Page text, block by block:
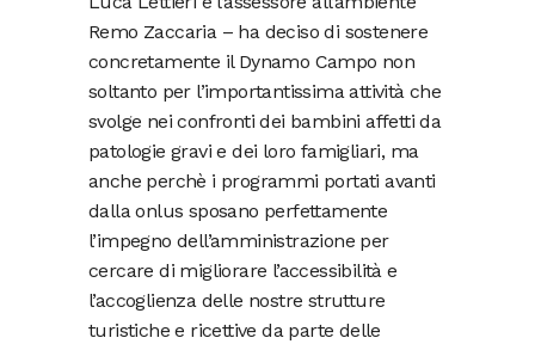
Remo Zaccaria – ha deciso di sostenere
concretamente il Dynamo Campo non
soltanto per l’importantissima attività che
svolge nei confronti dei bambini affetti da
patologie gravi e dei loro famigliari, ma
anche perchè i programmi portati avanti
dalla onlus sposano perfettamente
l’impegno dell’amministrazione per
cercare di migliorare l’accessibilità e
l’accoglienza delle nostre strutture
turistiche e ricettive da parte delle